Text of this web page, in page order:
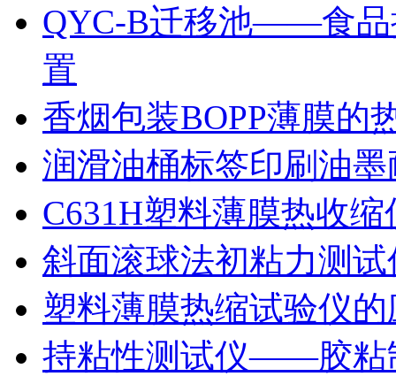
QYC-B迁移池——食品
置
香烟包装BOPP薄膜的
润滑油桶标签印刷油
C631H塑料薄膜热收
斜面滚球法初粘力测
塑料薄膜热缩试验仪
持粘性测试仪——胶粘